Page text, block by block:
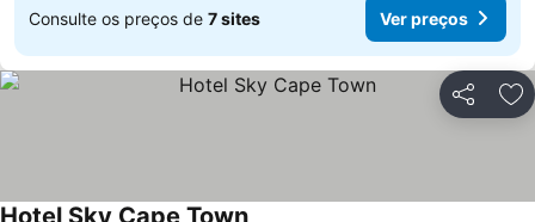
Consulte os preços de 7 sites Ver preços
Partilhar
Hotel Sky Cape Town